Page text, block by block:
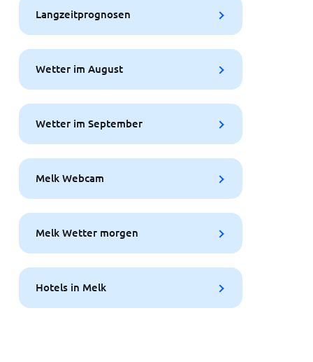
Langzeitprognosen
Wetter im August
Wetter im September
Melk Webcam
Melk Wetter morgen
Hotels in Melk